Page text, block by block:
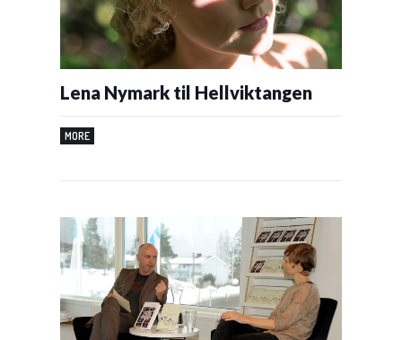
Lena Nymark til Hellviktangen
MORE